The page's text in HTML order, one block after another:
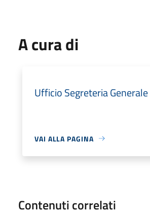
A cura di
Ufficio Segreteria Generale
VAI ALLA PAGINA
Contenuti correlati